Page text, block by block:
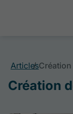
Articles
Création